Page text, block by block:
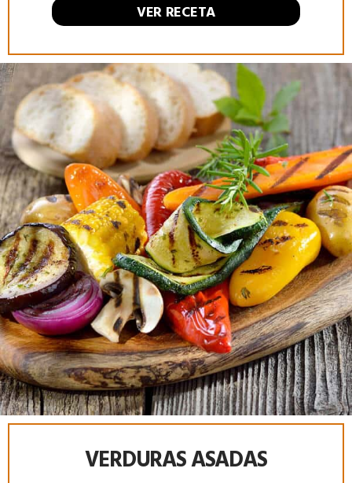
VER RECETA
VERDURAS ASADAS